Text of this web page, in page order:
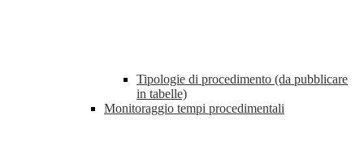
Tipologie di procedimento (da pubblicare
in tabelle)
Monitoraggio tempi procedimentali